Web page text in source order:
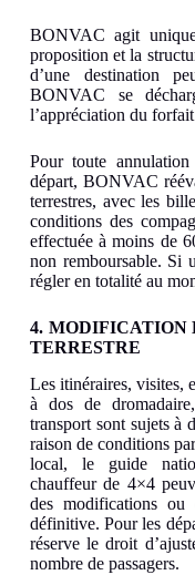
BONVAC agit
proposition et la
d’une destination
BONVAC se
l’appréciation du
Pour toute
départ, BONVAC
terrestres, avec les
conditions des
effectuée à moins de
non remboursable. Si
régler en totalité au
4. MODIFICATION
TERRESTRE
Les itinéraires, visites,
à dos de
transport sont sujets à
raison de conditions
local, le guide
chauffeur de 4×4
des modifications ou
définitive. Pour les
réserve le droit
nombre de passagers.